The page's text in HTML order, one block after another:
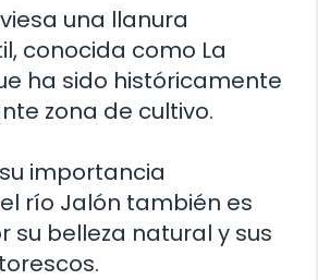
una llanura
conocida como La
ha sido históricamente
zona de cultivo.
importancia
río Jalón también es
su belleza natural y sus